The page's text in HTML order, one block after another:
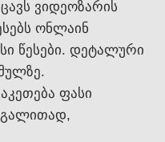
ვიდეოზარის
ონლაინ
წესები. დეტალური
ფასი